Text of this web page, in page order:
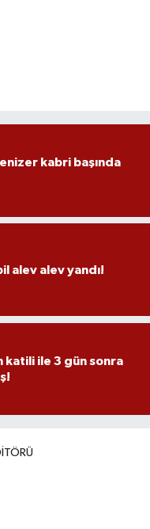
kabri başında
alev alev yandı!
katili ile 3 gün sonra